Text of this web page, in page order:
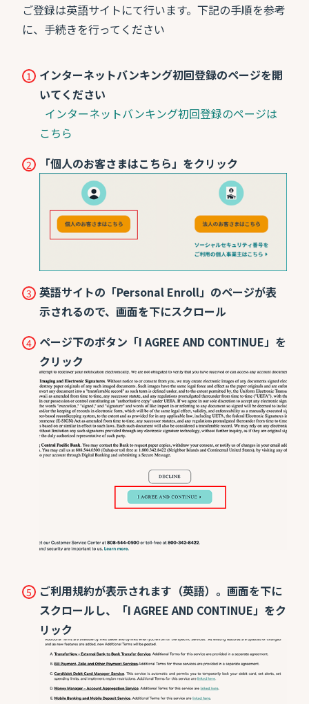
ご登録は英語サイトにて行います。下記の手順を参考
に、手続きを行ってください
インターネットバンキング初回登録のページを開
いてください
インターネットバンキング初回登録のページは
こちら
「個人のお客さまはこちら」をクリック
英語サイトの「Personal Enroll」のページが表
示されるので、画面を下にスクロール
ページ下のボタン「I AGREE AND CONTINUE」を
クリック
ご利用規約が表示されます（英語）。画面を下に
スクロールし、「I AGREE AND CONTINUE」をク
リック